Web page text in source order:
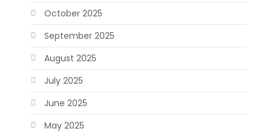
October 2025
September 2025
August 2025
July 2025
June 2025
May 2025